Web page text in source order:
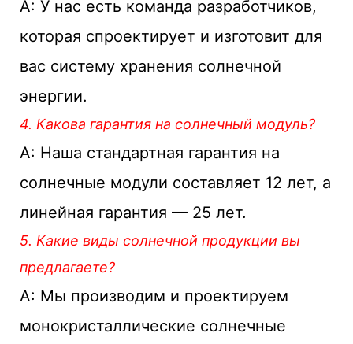
А: У нас есть команда разработчиков,
которая спроектирует и изготовит для
вас систему хранения солнечной
энергии.
4. Какова гарантия на солнечный модуль?
А: Наша стандартная гарантия на
солнечные модули составляет 12 лет, а
линейная гарантия — 25 лет.
5. Какие виды солнечной продукции вы
предлагаете?
А: Мы производим и проектируем
монокристаллические солнечные